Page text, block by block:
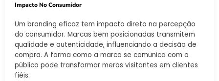
Impacto No Consumidor
Um branding eficaz tem impacto direto na percepção
do consumidor. Marcas bem posicionadas transmitem
qualidade e autenticidade, influenciando a decisão de
compra. A forma como a marca se comunica com o
público pode transformar meros visitantes em clientes
fiéis.